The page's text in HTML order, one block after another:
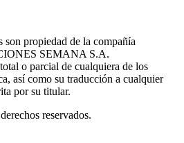
son propiedad de la compañía
SEMANA S.A.
o parcial de cualquiera de los
así como su traducción a cualquier
por su titular.
reservados.